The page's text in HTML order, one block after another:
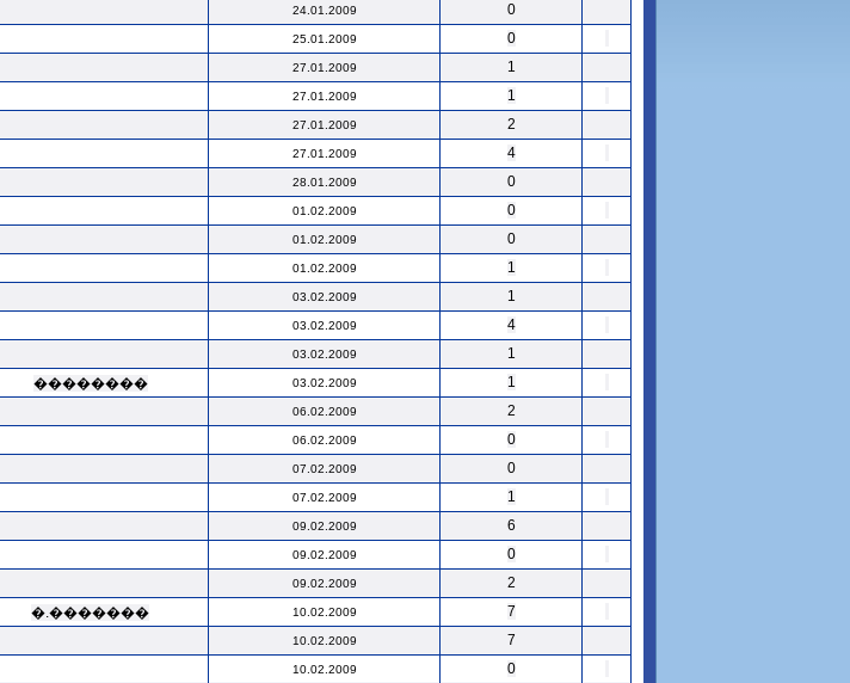
24.01.2009
0
25.01.2009
0
27.01.2009
1
27.01.2009
1
27.01.2009
2
27.01.2009
4
28.01.2009
0
01.02.2009
0
01.02.2009
0
01.02.2009
1
03.02.2009
1
03.02.2009
4
03.02.2009
1
�������� 03.02.2009
1
06.02.2009
2
06.02.2009
0
07.02.2009
0
07.02.2009
1
09.02.2009
6
09.02.2009
0
09.02.2009
2
�.������� 10.02.2009
7
10.02.2009
7
10.02.2009
0